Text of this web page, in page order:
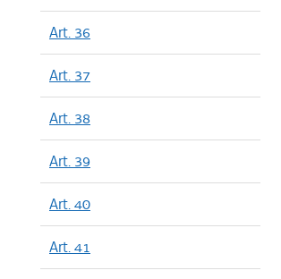
Art. 36
Art. 37
Art. 38
Art. 39
Art. 40
Art. 41